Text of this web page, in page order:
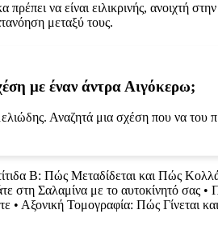
να είναι ειλικρινής, ανοιχτή
μεταξύ τους.
με έναν άντρα Αιγόκερω;
Αναζητά μια σχέση που να
Β: Πώς Μεταδίδεται και Πώς
στη Σαλαμίνα με το αυτοκίνητό σας •
• Αξονική Τομογραφία: Πώς Γίνεται